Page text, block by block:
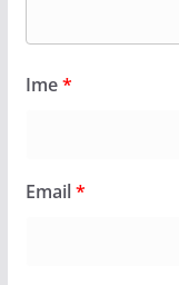
Ime*
Email*